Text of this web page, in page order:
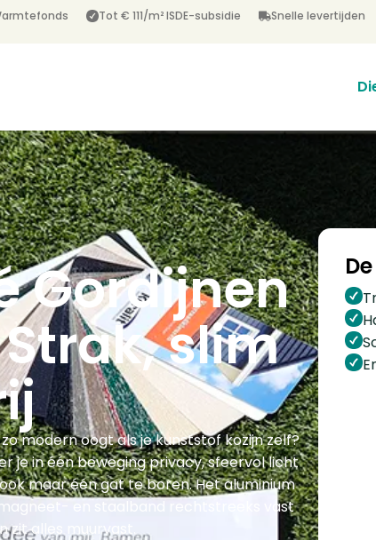
Tot € 111/m² ISDE-subsidie Snelle levertijden
Gordijnen
slim
modern oogt als je kunststof kozijn zelf?
je in één beweging privacy, sfeervol licht
maar één gat te boren. Het aluminium
en staalband rechtstreeks vast
zit alles muurvast.